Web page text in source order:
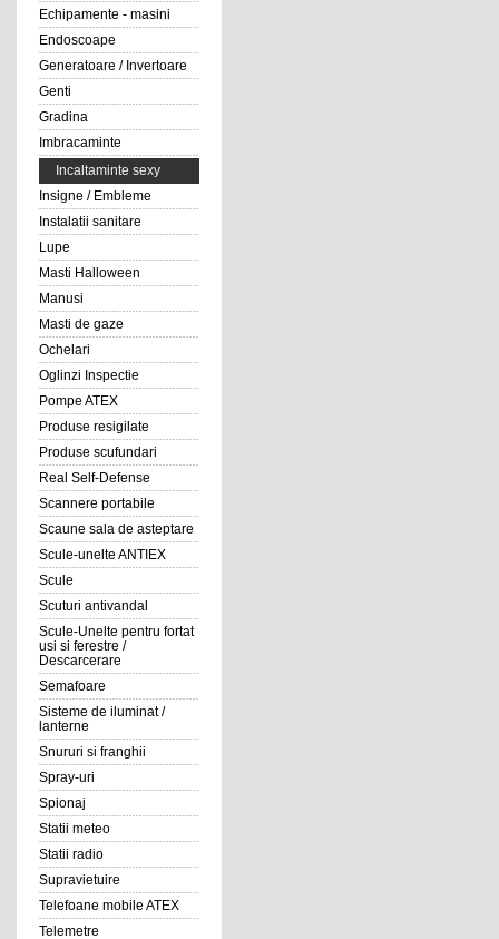
Echipamente - masini
Endoscoape
Generatoare / Invertoare
Genti
Gradina
Imbracaminte
Incaltaminte sexy
Insigne / Embleme
Instalatii sanitare
Lupe
Masti Halloween
Manusi
Masti de gaze
Ochelari
Oglinzi Inspectie
Pompe ATEX
Produse resigilate
Produse scufundari
Real Self-Defense
Scannere portabile
Scaune sala de asteptare
Scule-unelte ANTIEX
Scule
Scuturi antivandal
Scule-Unelte pentru fortat
usi si ferestre /
Descarcerare
Semafoare
Sisteme de iluminat /
lanterne
Snururi si franghii
Spray-uri
Spionaj
Statii meteo
Statii radio
Supravietuire
Telefoane mobile ATEX
Telemetre